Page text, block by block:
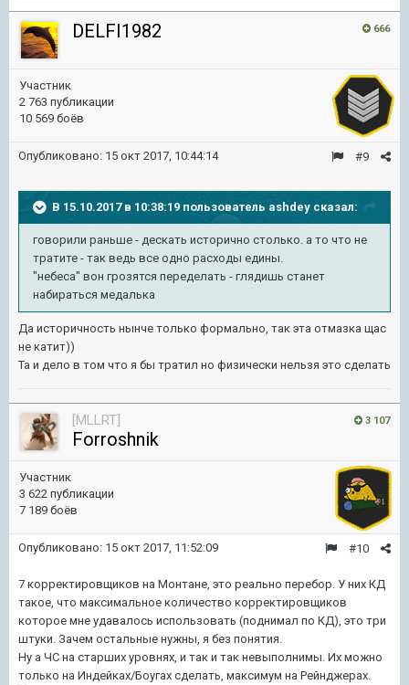
666
DELFI1982
Участник
2 763 публикации
10 569 боёв
#9
Опубликовано: 15 окт 2017, 10:44:14
В 15.10.2017 в 10:38:19 пользователь ashdey сказал:
говорили раньше - дескать исторично столько. а то что не
тратите - так ведь все одно расходы едины.
"небеса" вон грозятся переделать - глядишь станет
набираться медалька
Да историчность нынче только формально, так эта отмазка щас
не катит))
Та и дело в том что я бы тратил но физически нельзя это сделать
3 107
[MLLRT]
Forroshnik
Участник
3 622 публикации
7 189 боёв
#10
Опубликовано: 15 окт 2017, 11:52:09
7 корректировщиков на Монтане, это реально перебор. У них КД
такое, что максимальное количество корректировщиков
которое мне удавалось использовать (поднимал по КД), это три
штуки. Зачем остальные нужны, я без понятия.
Ну а ЧС на старших уровнях, и так и так невыполнимы. Их можно
только на Индейках/Боугах сделать, максимум на Рейнджерах.